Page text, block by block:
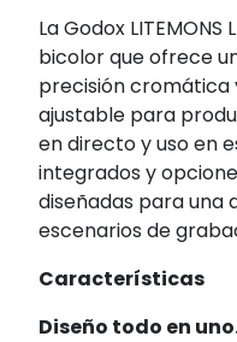
La Godox LITEMONS
bicolor que ofrece
precisión
ajustable para
en directo y uso en
integrados y
diseñadas para una
escenarios de
Características
Diseño todo en